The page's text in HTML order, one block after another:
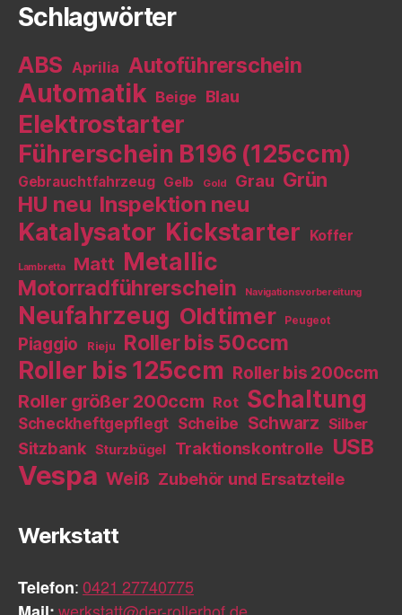
Schlagwörter
ABS Aprilia Autoführerschein
Automatik Beige Blau
Elektrostarter
Führerschein B196 (125ccm)
Gebrauchtfahrzeug Gelb Gold Grau Grün
HU neu Inspektion neu
Katalysator Kickstarter Koffer
Lambretta Matt Metallic
Motorradführerschein Navigationsvorbereitung
Neufahrzeug Oldtimer Peugeot
Piaggio Rieju Roller bis 50ccm
Roller bis 125ccm Roller bis 200ccm
Roller größer 200ccm Rot Schaltung
Scheckheftgepflegt Scheibe Schwarz Silber
Sitzbank Sturzbügel Traktionskontrolle USB
Vespa Weiß Zubehör und Ersatzteile
Werkstatt
Telefon: 0421 27740775